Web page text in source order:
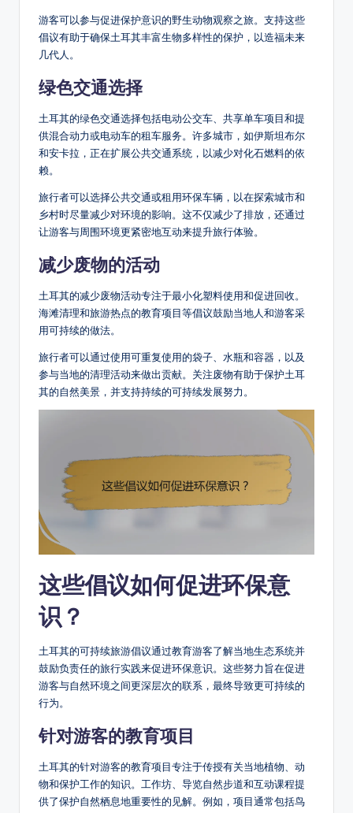
游客可以参与促进保护意识的野生动物观察之旅。支持这些
倡议有助于确保土耳其丰富生物多样性的保护，以造福未来
几代人。
绿色交通选择
土耳其的绿色交通选择包括电动公交车、共享单车项目和提
供混合动力或电动车的租车服务。许多城市，如伊斯坦布尔
和安卡拉，正在扩展公共交通系统，以减少对化石燃料的依
赖。
旅行者可以选择公共交通或租用环保车辆，以在探索城市和
乡村时尽量减少对环境的影响。这不仅减少了排放，还通过
让游客与周围环境更紧密地互动来提升旅行体验。
减少废物的活动
土耳其的减少废物活动专注于最小化塑料使用和促进回收。
海滩清理和旅游热点的教育项目等倡议鼓励当地人和游客采
用可持续的做法。
旅行者可以通过使用可重复使用的袋子、水瓶和容器，以及
参与当地的清理活动来做出贡献。关注废物有助于保护土耳
其的自然美景，并支持持续的可持续发展努力。
这些倡议如何促进环保意
识？
土耳其的可持续旅游倡议通过教育游客了解当地生态系统并
鼓励负责任的旅行实践来促进环保意识。这些努力旨在促进
游客与自然环境之间更深层次的联系，最终导致更可持续的
行为。
针对游客的教育项目
土耳其的针对游客的教育项目专注于传授有关当地植物、动
物和保护工作的知识。工作坊、导览自然步道和互动课程提
供了保护自然栖息地重要性的见解。例如，项目通常包括鸟